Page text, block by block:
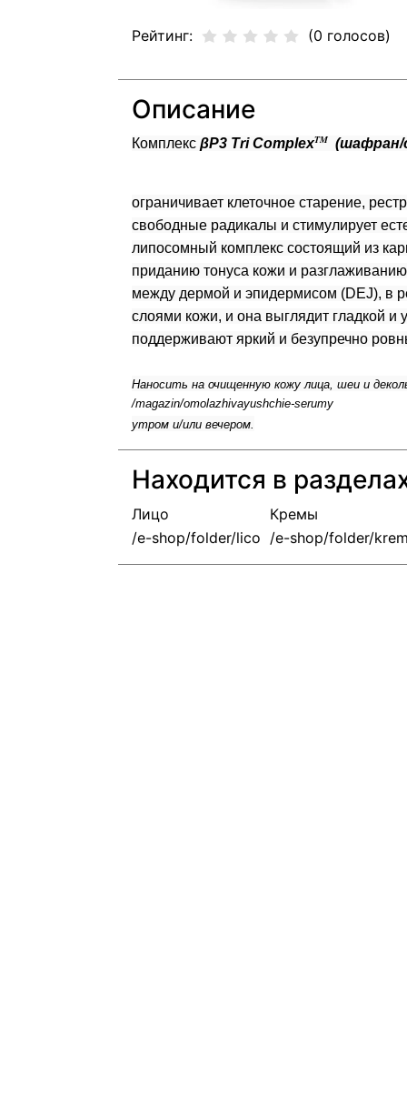
Рейтинг: (0 голосов)
Описание
Комплекс βP3 Tri ComplexTM (шафран/
ограничивает клеточное старение,
свободные радикалы и стимулирует
липосомный комплекс состоящий из
приданию тонуса кожи и
между дермой и эпидермисом (DEJ), в
слоями кожи, и она выглядит гладкой и
поддерживают яркий и безупречно
Наносить на очищенную кожу лица, шеи и
утром и/или вечером.
Находится в
Лицо Кремы